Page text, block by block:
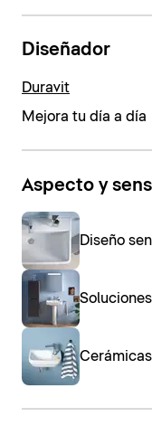
Diseñador
Duravit
Mejora tu día a día
Aspecto y
Diseño